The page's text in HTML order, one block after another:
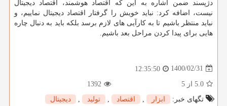
دژپسند ضمن اشاره به این که اقتصاد هوشمند، اقتصاد دیجیتال
نیست، اضافه کرد: نباید خویش را گرفتار اقتصاد دیجیتال نماییم، و
نباید منتظر باشیم تا به کارآیی های لازم برسد بلکه باید به دنبال چاره
هایی برای پیدا کردن مراحل بعد باشیم.
1400/02/31
12:35:50
5.0 از 5
1392
تگهای خبر:
ابزار اقتصاد تولید دیجیتال